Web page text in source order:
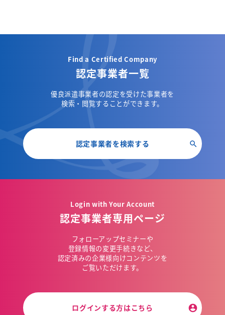
Find a Certified Company
認定事業者一覧
優良派遣事業者の認定を受けた事業者を
検索・閲覧することができます。
認定事業者を検索する
Login with Your Account
認定事業者専用ページ
フォローアップセミナーや
登録情報の変更手続きなど、
認定済みの企業様向けコンテンツを
ご覧いただけます。
ログインする方はこちら